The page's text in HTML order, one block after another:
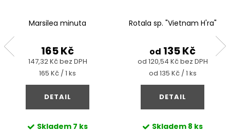
Marsilea minuta
147,32 Kč bez DPH
165 Kč
Měrná
cena:
165 Kč / 1 ks
DETAIL
Skladem 7 ks
Rotala sp. "Vietnam H'ra"
od 120,54 Kč bez DPH
od 135 Kč
Měrná
cena:
od 135 Kč / 1 ks
DETAIL
Skladem 8 ks